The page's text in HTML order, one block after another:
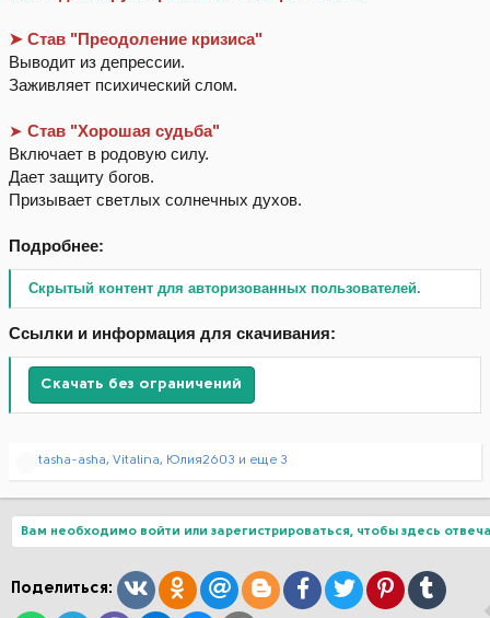
➤ Став "Преодоление кризиса"
Выводит из депрессии.
Заживляет психический слом.
➤ Став "Хорошая судьба"
Включает в родовую силу.
Дает защиту богов.
Призывает светлых солнечных духов.
Подробнее:
Скрытый контент для авторизованных пользователей.
Ссылки и информация для скачивания:
Скачать без ограничений
Р
ц
и
:
tasha-asha, Vitalina, Юлия2603 и еще 3
Вам необходимо войти или зарегистрироваться, чтобы здесь
Поделиться: ВконтактеОдноклассники
Mail.ruBloggerFacebook
TwitterPinterestTumblr